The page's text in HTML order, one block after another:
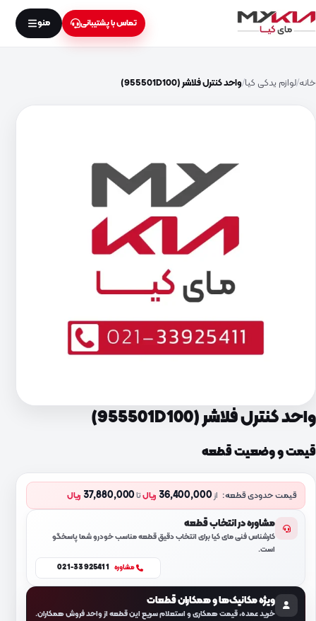
تماس با پشتیبانی منو
خانه لوازم یدکی کیا واحد کنترل فلاشر (955501D100)
واحد کنترل فلاشر (955501D100)
قیمت و وضعیت قطعه
قیمت حدودی قطعه: از36,400,000 ریالتا37,880,000 ریال
مشاوره در انتخاب قطعه
کارشناس فنی مای کیا برای انتخاب دقیق قطعه مناسب خودرو شما پاسخگو
است.
مشاوره 021-33925411
ویژه مکانیک‌ها و همکاران قطعات
خرید عمده، قیمت همکاری و استعلام سریع این قطعه از واحد فروش همکاران.